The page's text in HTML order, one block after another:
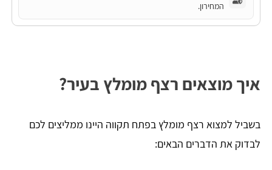
המחירון.
איך מוצאים רצף מומלץ בעיר?
בשביל למצוא רצף מומלץ בפתח תקווה היינו ממליצים לכם
לבדוק את הדברים הבאים: